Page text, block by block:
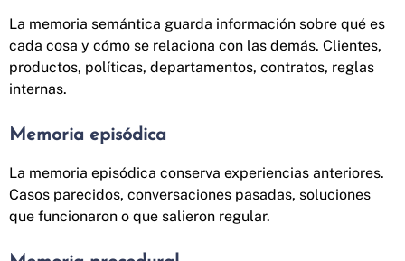
La memoria semántica guarda información sobre qué es
cada cosa y cómo se relaciona con las demás. Clientes,
productos, políticas, departamentos, contratos, reglas
internas.
Memoria episódica
La memoria episódica conserva experiencias anteriores.
Casos parecidos, conversaciones pasadas, soluciones
que funcionaron o que salieron regular.